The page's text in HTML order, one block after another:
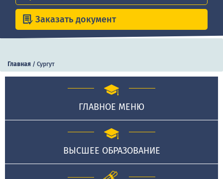
Заказать документ
Главная / Сургут
ГЛАВНОЕ МЕНЮ
ВЫСШЕЕ ОБРАЗОВАНИЕ